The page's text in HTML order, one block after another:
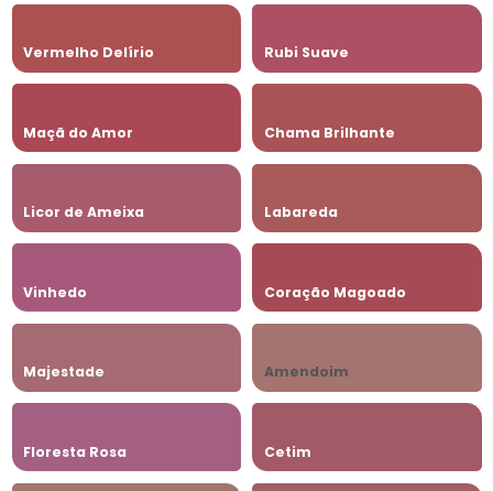
Vermelho Delírio Rubi Suave
Maçã do Amor Chama Brilhante
Licor de Ameixa Labareda
Vinhedo Coração Magoado
Majestade Amendoim
Floresta Rosa Cetim